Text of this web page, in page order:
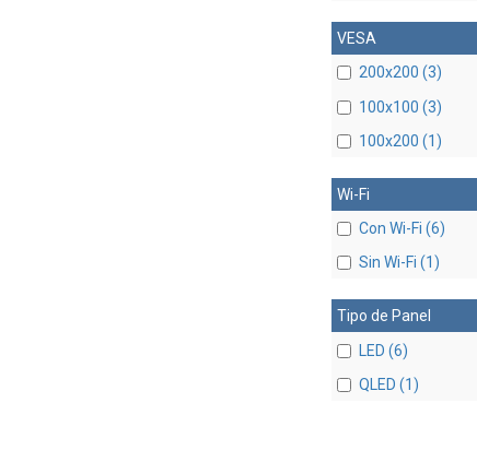
VESA
200x200 (3)
100x100 (3)
100x200 (1)
Wi-Fi
Con Wi-Fi (6)
Sin Wi-Fi (1)
Tipo de Panel
LED (6)
QLED (1)